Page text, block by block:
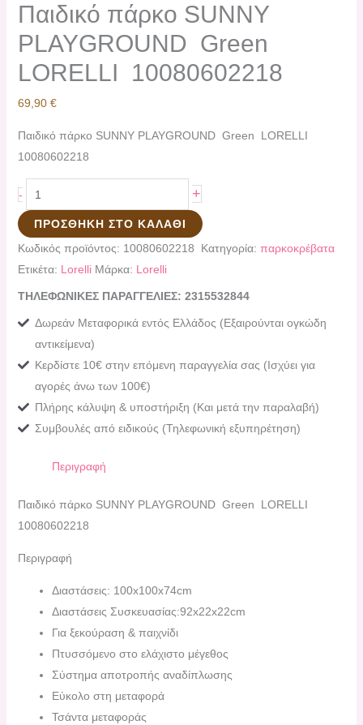
Παιδικό πάρκο SUNNY
PLAYGROUND Green
LORELLI 10080602218
69,90 €
Παιδικό πάρκο SUNNY PLAYGROUND Green LORELLI
10080602218
- +
ΠΡΟΣΘΉΚΗ ΣΤΟ ΚΑΛΆΘΙ
Κωδικός προϊόντος: 10080602218 Κατηγορία: παρκοκρέβατα
Ετικέτα: Lorelli Μάρκα: Lorelli
ΤΗΛΕΦΩΝΙΚΕΣ ΠΑΡΑΓΓΕΛΙΕΣ: 2315532844
Δωρεάν Μεταφορικά εντός Ελλάδος (Εξαιρούνται ογκώδη
αντικείμενα)
Κερδίστε 10€ στην επόμενη παραγγελία σας (Ισχύει για
αγορές άνω των 100€)
Πλήρης κάλυψη & υποστήριξη (Και μετά την παραλαβή)
Συμβουλές από ειδικούς (Τηλεφωνική εξυπηρέτηση)
Περιγραφή
Παιδικό πάρκο SUNNY PLAYGROUND Green LORELLI
10080602218
Περιγραφή
Διαστάσεις: 100x100x74cm
Διαστάσεις Συσκευασίας:92x22x22cm
Για ξεκούραση & παιχνίδι
Πτυσσόμενο στο ελάχιστο μέγεθος
Σύστημα αποτροπής αναδίπλωσης
Εύκολο στη μεταφορά
Τσάντα μεταφοράς